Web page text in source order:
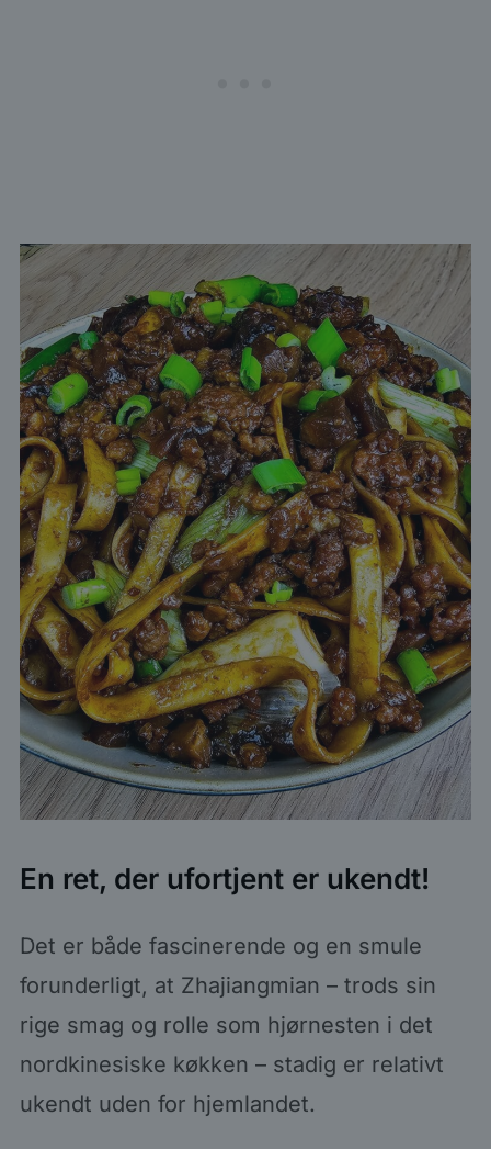
En ret, der ufortjent er ukendt!
Det er både fascinerende og en smule
forunderligt, at Zhajiangmian – trods sin
rige smag og rolle som hjørnesten i det
nordkinesiske køkken – stadig er relativt
ukendt uden for hjemlandet.